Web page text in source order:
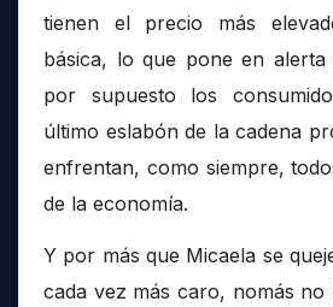
tienen el precio más
básica, lo que pone en
por supuesto los
último eslabón de la cadena
enfrentan, como siempre,
de la economía.
Y por más que Micaela se
cada vez más caro, nomás